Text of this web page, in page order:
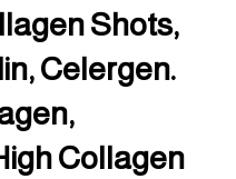
Shots,
Celergen.
Collagen